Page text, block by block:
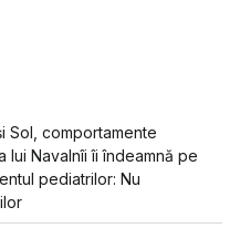
Sol, comportamente
lui Navalnîi îi îndeamnă pe
pediatrilor: Nu